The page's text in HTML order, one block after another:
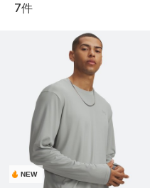
7件
NEW